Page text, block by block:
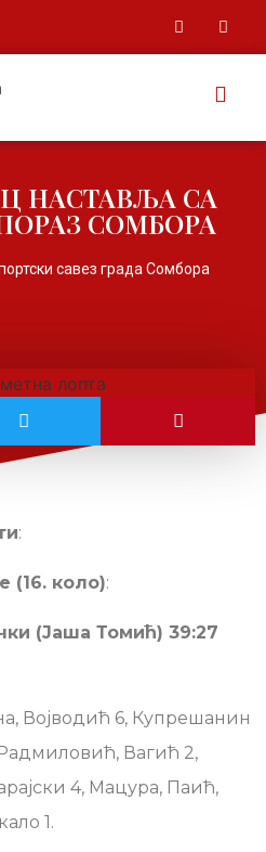
НАСТАВЉА СА
СОМБОРА
савез града Сомбора
:
(16. коло):
(Јаша Томић) 39:27
Војводић 6, Купрешанин
Вагић 2,
4, Мацура, Паић,
1.